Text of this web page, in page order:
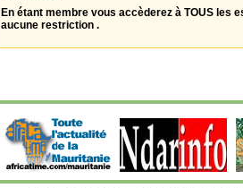
En étant membre vous accèderez à TOUS les
aucune restriction .